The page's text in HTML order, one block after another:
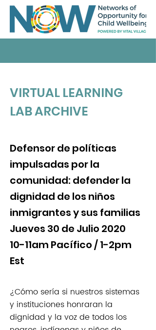
VIRTUAL LEARNING
LAB ARCHIVE
Defensor de políticas
impulsadas por la
comunidad: defender la
dignidad de los niños
inmigrantes y sus familias
Jueves 30 de Julio 2020
10-11am Pacífico / 1-2pm
Est
¿Cómo sería si nuestros sistemas
y instituciones honraran la
dignidad y la voz de todos los